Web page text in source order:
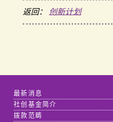
返回： 创新计划
最新消息
社创基金简介
拨款范畴